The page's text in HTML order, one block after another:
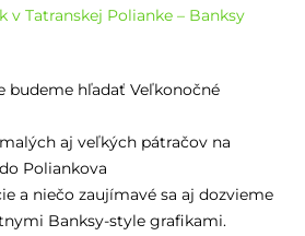
v Tatranskej Polianke – Banksy
budeme hľadať Veľkonočné
aj veľkých pátračov na
Poliankova
a niečo zaujímavé sa aj dozvieme
Banksy-style grafikami.